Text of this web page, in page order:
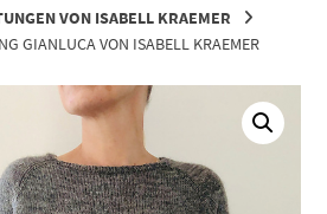
VON ISABELL KRAEMER
GIANLUCA VON ISABELL KRAEMER